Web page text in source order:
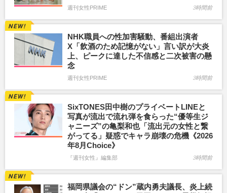
週刊女性PRIME 3時間前
NHK職員への性加害騒動、番組出演者
X「飲酒のため記憶がない」言い訳が大炎
上、ピークに達した不信感と二次被害の懸
念
週刊女性PRIME 3時間前
SixTONES田中樹のプライベートLINEと
写真が流出で流れ弾を食らった“優等生ジ
ャニーズ”の亀梨和也「流出元の女性と繋
がってる」疑惑でキャラ崩壊の危機《2026
年8月Choice》
『週刊女性』編集部 3時間前
福岡県議会の“ドン”蔵内勇夫議長、炎上続